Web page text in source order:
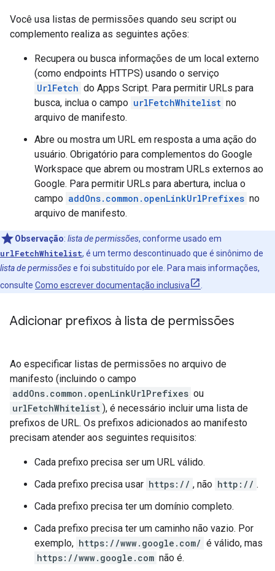
Você usa listas de permissões quando seu script ou
complemento realiza as seguintes ações:
Recupera ou busca informações de um local externo
(como endpoints HTTPS) usando o serviço
UrlFetch do Apps Script. Para permitir URLs para
busca, inclua o campo urlFetchWhitelist no
arquivo de manifesto.
Abre ou mostra um URL em resposta a uma ação do
usuário. Obrigatório para complementos do Google
Workspace que abrem ou mostram URLs externos ao
Google. Para permitir URLs para abertura, inclua o
campo addOns.common.openLinkUrlPrefixes no
arquivo de manifesto.
Observação: lista de permissões, conforme usado em
urlFetchWhitelist, é um termo descontinuado que é sinônimo de
lista de permissõese foi substituído por ele. Para mais informações,
consulte Como escrever documentação inclusiva
Adicionar prefixos à lista de permissões
Ao especificar listas de permissões no arquivo de
manifesto (incluindo o campo
addOns.common.openLinkUrlPrefixes ou
urlFetchWhitelist ), é necessário incluir uma lista de
prefixos de URL. Os prefixos adicionados ao manifesto
precisam atender aos seguintes requisitos:
Cada prefixo precisa ser um URL válido.
Cada prefixo precisa usar https:// , não http:// .
Cada prefixo precisa ter um domínio completo.
Cada prefixo precisa ter um caminho não vazio. Por
exemplo, https://www.google.com/ é válido, mas
https://www.google.com não é.